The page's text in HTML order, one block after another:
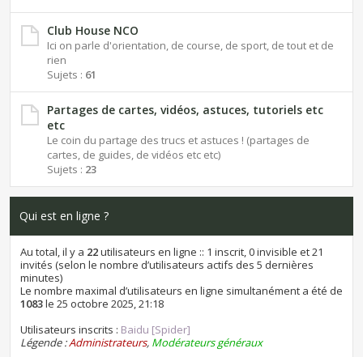
Club House NCO
Ici on parle d'orientation, de course, de sport, de tout et de
rien
Sujets : 61
Partages de cartes, vidéos, astuces, tutoriels etc
etc
Le coin du partage des trucs et astuces ! (partages de
cartes, de guides, de vidéos etc etc)
Sujets : 23
Qui est en ligne ?
Au total, il y a 22utilisateurs en ligne :: 1 inscrit, 0 invisible et 21
invités (selon le nombre d’utilisateurs actifs des 5 dernières
minutes)
Le nombre maximal d’utilisateurs en ligne simultanément a été de
1083le 25 octobre 2025, 21:18
Utilisateurs inscrits : Baidu [Spider]
Légende :Administrateurs, Modérateurs généraux